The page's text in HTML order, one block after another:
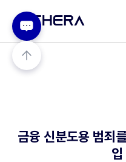
금융 신분도용 범죄